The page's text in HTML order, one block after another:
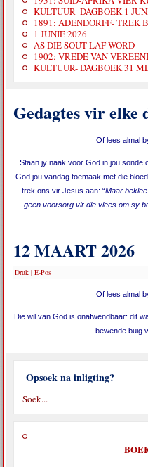
KULTUUR- DAGBOEK 1
1891: ADENDORFF- TREK
1 JUNIE 2026
AS DIE SOUT LAF WORD
1902: VREDE VAN
KULTUUR- DAGBOEK 31
Gedagtes vir elke
Of lees almal
Staan jy naak voor God in jou sonde
God jou vandag toemaak met die
trek ons vir Jesus aan: “Maar
geen voorsorg vir die vlees om sy
12 MAART 2026
Druk |E-Pos
Of lees almal
Die wil van God is onafwendbaar: dit
bewende buig
Opsoek na inligting?